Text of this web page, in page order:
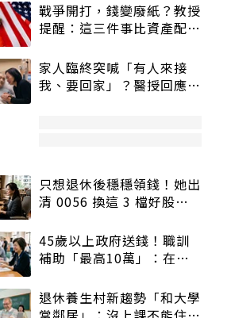
戰爭開打，錢變廢紙？教授
提醒：這三件事比資產配置
家人臨終突喊「有人來接
我、要回家」？醫授回應方
只想退休後穩穩領錢！她出
清 0056 換這 3 檔好股：
45歲以上政府送錢！職訓
補助「最高10萬」：在
退休養生村新趨勢「和大學